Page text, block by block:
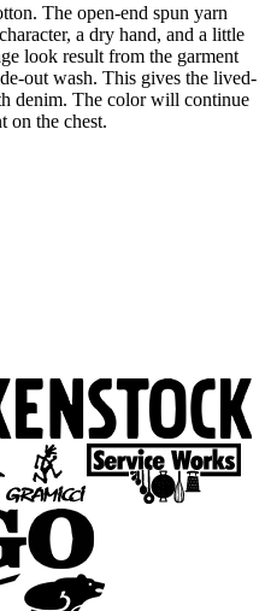
The open-end spun yarn
a dry hand, and a little
look result from the garment
out wash. This gives the lived-
denim. The color will continue
on the chest.